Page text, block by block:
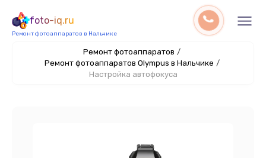
foto-iq.ru
Ремонт фотоаппаратов в Нальчике
Ремонт фотоаппаратов /
Ремонт фотоаппаратов Olympus в Нальчике /
Настройка автофокуса